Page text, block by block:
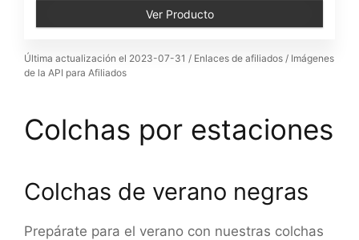
Ver Producto
Última actualización el 2023-07-31 / Enlaces de afiliados / Imágenes
de la API para Afiliados
Colchas por estaciones
Colchas de verano negras
Prepárate para el verano con nuestras colchas